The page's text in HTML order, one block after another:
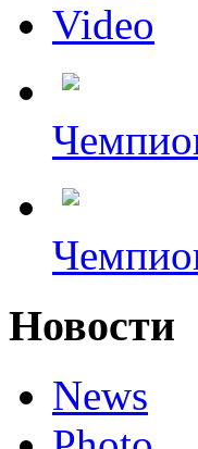
Video
Новости
News